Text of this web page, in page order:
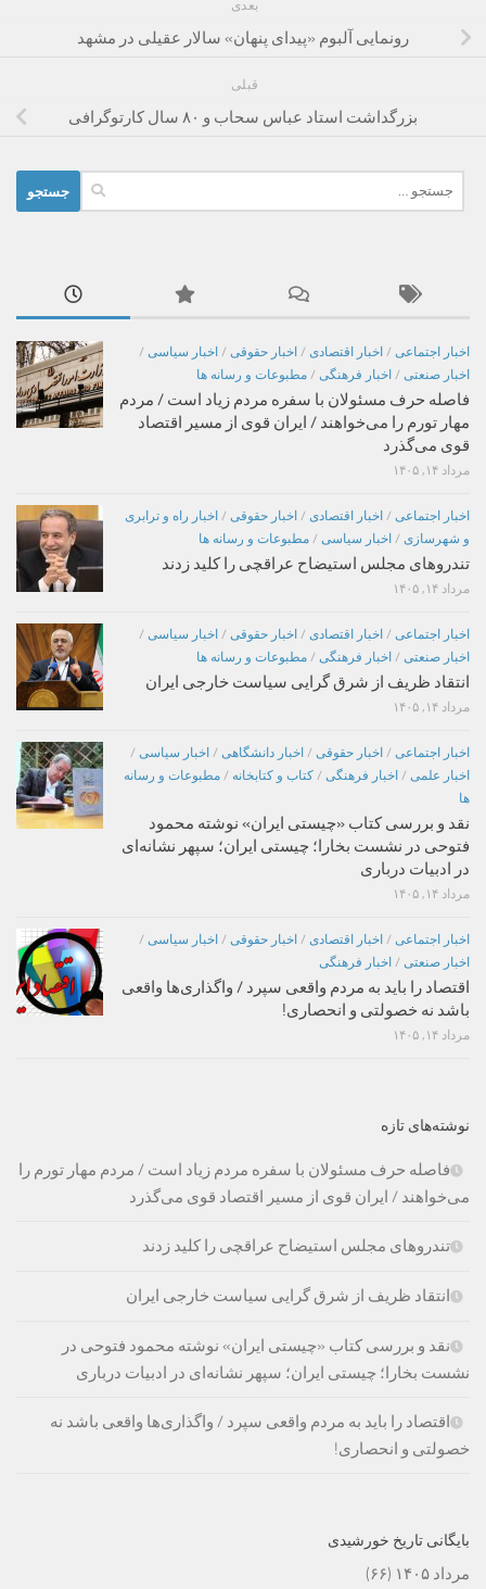
بعدی
رونمایی آلبوم «پیدای پنهان» سالار عقیلی در مشهد
قبلی
بزرگداشت استاد عباس سحاب و ۸۰ سال کارتوگرافی
برای:
اخبار اجتماعی / اخبار اقتصادی / اخبار حقوقی / اخبار سیاسی /
اخبار صنعتی / اخبار فرهنگی / مطبوعات و رسانه ها
فاصله حرف مسئولان با سفره مردم زیاد است / مردم
مهار تورم را می‌خواهند / ایران قوی از مسیر اقتصاد
قوی می‌گذرد
مرداد ۱۴, ۱۴۰۵
اخبار اجتماعی / اخبار اقتصادی / اخبار حقوقی / اخبار راه و ترابری
و شهرسازی / اخبار سیاسی / مطبوعات و رسانه ها
تندروهای مجلس استیضاح عراقچی را کلید زدند
مرداد ۱۴, ۱۴۰۵
اخبار اجتماعی / اخبار اقتصادی / اخبار حقوقی / اخبار سیاسی /
اخبار صنعتی / اخبار فرهنگی / مطبوعات و رسانه ها
انتقاد ظریف از شرق گرایی سیاست خارجی ایران
مرداد ۱۴, ۱۴۰۵
اخبار اجتماعی / اخبار حقوقی / اخبار دانشگاهی / اخبار سیاسی /
اخبار علمی / اخبار فرهنگی / کتاب و کتابخانه / مطبوعات و رسانه
ها
نقد و بررسی کتاب «چیستی ایران» نوشته محمود
فتوحی در نشست بخارا؛ چیستی ایران؛ سپهر نشانه‌ای
در ادبیات درباری
مرداد ۱۴, ۱۴۰۵
اخبار اجتماعی / اخبار اقتصادی / اخبار حقوقی / اخبار سیاسی /
اخبار صنعتی / اخبار فرهنگی
اقتصاد را باید به مردم واقعی سپرد / واگذاری‌ها واقعی
باشد نه خصولتی و انحصاری!
مرداد ۱۴, ۱۴۰۵
نوشته‌های تازه
فاصله حرف مسئولان با سفره مردم زیاد است / مردم مهار تورم را
می‌خواهند / ایران قوی از مسیر اقتصاد قوی می‌گذرد
تندروهای مجلس استیضاح عراقچی را کلید زدند
انتقاد ظریف از شرق گرایی سیاست خارجی ایران
نقد و بررسی کتاب «چیستی ایران» نوشته محمود فتوحی در
نشست بخارا؛ چیستی ایران؛ سپهر نشانه‌ای در ادبیات درباری
اقتصاد را باید به مردم واقعی سپرد / واگذاری‌ها واقعی باشد نه
خصولتی و انحصاری!
بایگانی تاریخ خورشیدی
مرداد ۱۴۰۵
(۶۶)